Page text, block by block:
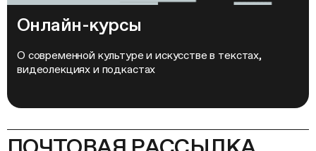
Дата:
Время
15:00–16:30
Онлайн-курсы
О современной культуре и искусстве в текстах,
видеолекциях и подкастах